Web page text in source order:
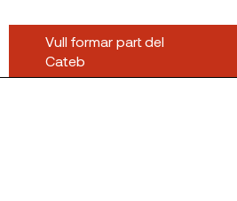
Vull formar part del
Cateb